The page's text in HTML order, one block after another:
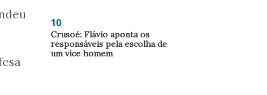
10
Crusoé: Flávio aponta os
responsáveis pela escolha de
um vice homem